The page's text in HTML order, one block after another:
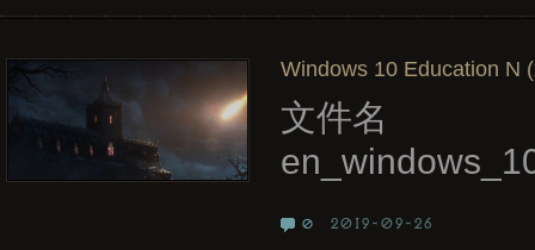
Windows 10 Education N
文件名
0 2019-09-26